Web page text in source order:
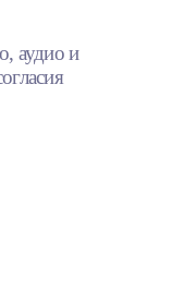
аудио и